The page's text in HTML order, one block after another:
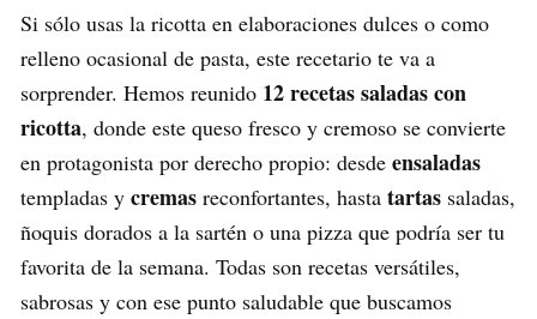
Si sólo usas la ricotta en elaboraciones dulces o como
relleno ocasional de pasta, este recetario te va a
sorprender. Hemos reunido 12 recetas saladas con
ricotta, donde este queso fresco y cremoso se convierte
en protagonista por derecho propio: desde ensaladas
templadas y cremas reconfortantes, hasta tartas saladas,
ñoquis dorados a la sartén o una pizza que podría ser tu
favorita de la semana. Todas son recetas versátiles,
sabrosas y con ese punto saludable que buscamos